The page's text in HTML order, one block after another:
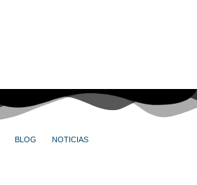
BLOG
NOTICIAS